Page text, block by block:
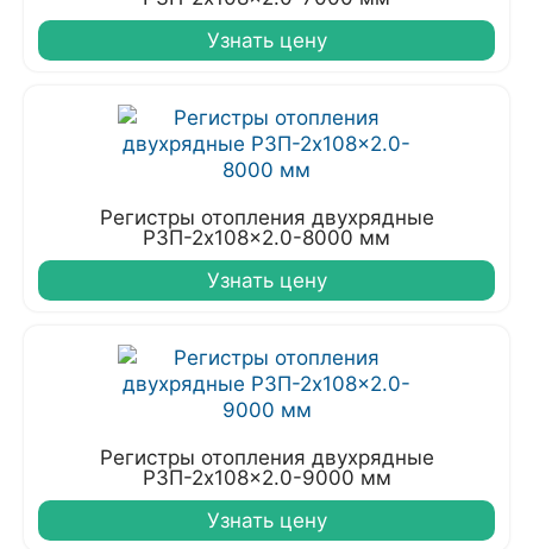
Узнать цену
Регистры отопления двухрядные
РЗП-2x108x2.0-8000 мм
Узнать цену
Регистры отопления двухрядные
РЗП-2x108x2.0-9000 мм
Узнать цену